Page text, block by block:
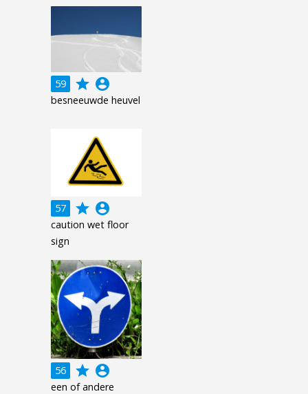
59 grade account_circle
besneeuwde heuvel
57 grade account_circle
caution wet floor
sign
56 grade account_circle
een of andere